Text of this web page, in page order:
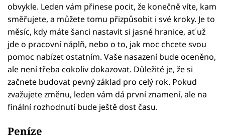
obvykle. Leden vám přinese pocit, že konečně víte, kam
směřujete, a můžete tomu přizpůsobit i své kroky. Je to
měsíc, kdy máte šanci nastavit si jasné hranice, ať už
jde o pracovní náplň, nebo o to, jak moc chcete svou
pomoc nabízet ostatním. Vaše nasazení bude oceněno,
ale není třeba cokoliv dokazovat. Důležité je, že si
začnete budovat pevný základ pro celý rok. Pokud
zvažujete změnu, leden vám dá první znamení, ale na
finální rozhodnutí bude ještě dost času.
Peníze